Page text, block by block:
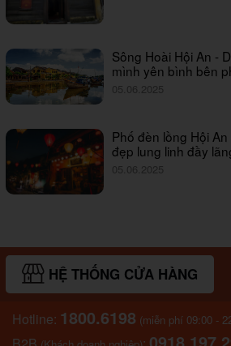
Sông Hoài Hội An -
mình yên bình bên
05.06.2025
Phố đèn lồng Hội
đẹp lung linh đầy
05.06.2025
HỆ THỐNG CỬA HÀNG
Hotline: 1800.6198 (miễn phí 09:00 -